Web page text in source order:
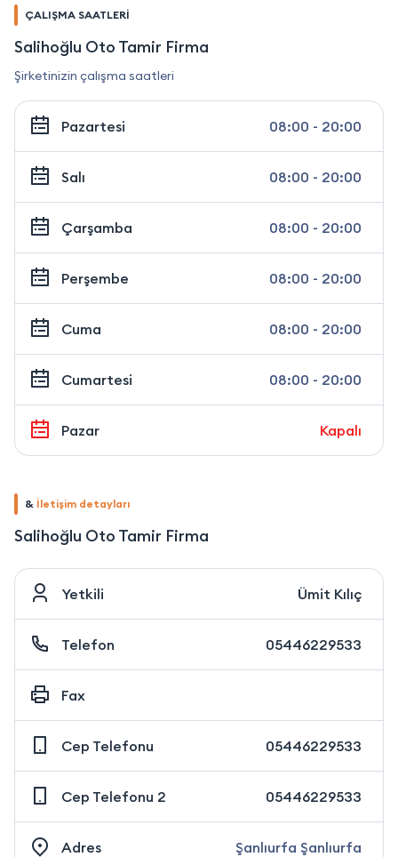
ÇALIŞMA SAATLERİ
Salihoğlu Oto Tamir Firma
Şirketinizin çalışma saatleri
Pazartesi 08:00 - 20:00
Salı 08:00 - 20:00
Çarşamba 08:00 - 20:00
Perşembe 08:00 - 20:00
Cuma 08:00 - 20:00
Cumartesi 08:00 - 20:00
Pazar Kapalı
& İletişim detayları
Salihoğlu Oto Tamir Firma
Yetkili Ümit Kılıç
Telefon 05446229533
Fax
Cep Telefonu 05446229533
Cep Telefonu 2 05446229533
Adres Şanlıurfa Şanlıurfa